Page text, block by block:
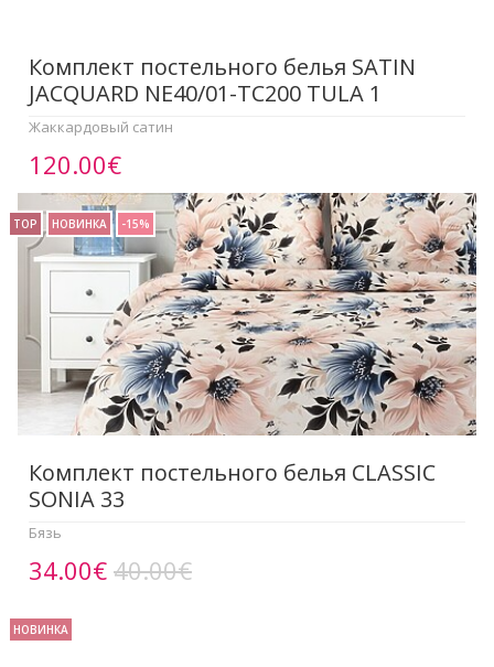
Комплект постельного белья SATIN
JACQUARD NE40/01-TC200 TULA 1
Жаккардовый сатин
120.00€
TOP НОВИНКА -15%
Комплект постельного белья CLASSIC
SONIA 33
Бязь
34.00€40.00€
НОВИНКА